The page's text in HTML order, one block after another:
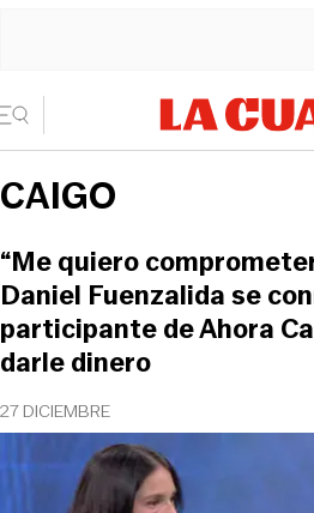
CAIGO
27 DICIEMBRE
“Me quiero
Daniel Fuenzalida se
participante de Ahora
darle dinero